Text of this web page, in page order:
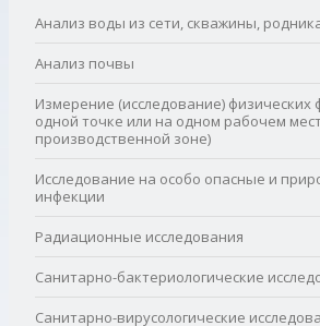
Анализ воды из сети, скважины,
Анализ почвы
Измерение (исследование) физических
одной точке или на одном рабочем
производственной зоне)
Исследование на особо опасные и
инфекции
Радиационные исследования
Санитарно-бактериологические
Санитарно-вирусологические